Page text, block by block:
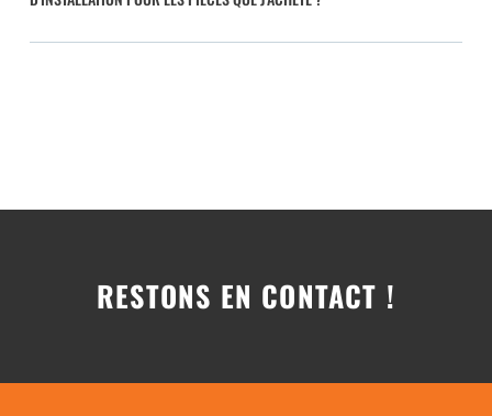
RESTONS EN CONTACT !